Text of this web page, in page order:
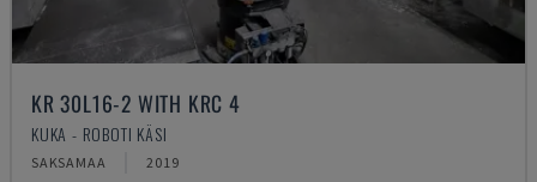
KR 30L16-2 WITH KRC 4
KUKA - ROBOTI KÄSI
SAKSAMAA 2019